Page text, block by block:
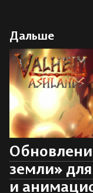
Дальше
земли»
и